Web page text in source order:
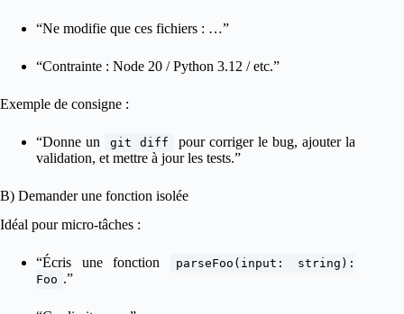
“Ne modifie que ces fichiers : …”
“Contrainte : Node 20 / Python 3.12 / etc.”
Exemple de consigne :
“Donne un git diff
pour corriger le bug, ajouter la
validation, et mettre à jour les tests.”
B) Demander une fonction isolée
Idéal pour micro-tâches :
“Écris une fonction
parseFoo(input: string):
Foo .”